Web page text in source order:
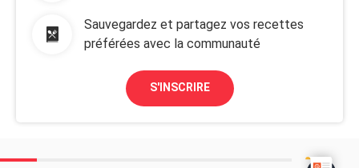
Sauvegardez et partagez vos recettes
préférées avec la communauté
S'INSCRIRE